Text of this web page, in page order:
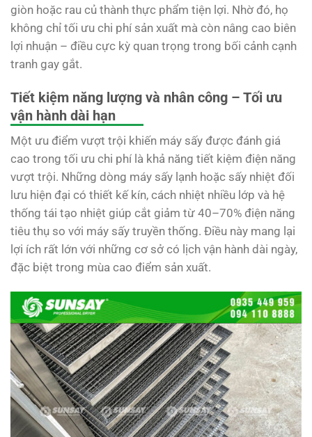
giòn hoặc rau củ thành thực phẩm tiện lợi. Nhờ đó, họ
không chỉ tối ưu chi phí sản xuất mà còn nâng cao biên
lợi nhuận – điều cực kỳ quan trọng trong bối cảnh cạnh
tranh gay gắt.
Tiết kiệm năng lượng và nhân công – Tối ưu
vận hành dài hạn
Một ưu điểm vượt trội khiến máy sấy được đánh giá
cao trong tối ưu chi phí là khả năng tiết kiệm điện năng
vượt trội. Những dòng máy sấy lạnh hoặc sấy nhiệt đối
lưu hiện đại có thiết kế kín, cách nhiệt nhiều lớp và hệ
thống tái tạo nhiệt giúp cắt giảm từ 40–70% điện năng
tiêu thụ so với máy sấy truyền thống. Điều này mang lại
lợi ích rất lớn với những cơ sở có lịch vận hành dài ngày,
đặc biệt trong mùa cao điểm sản xuất.